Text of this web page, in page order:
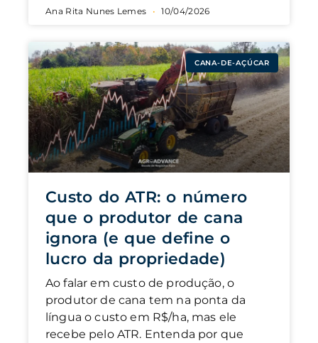
Ana Rita Nunes Lemes 10/04/2026
CANA-DE-AÇÚCAR
Custo do ATR: o número
que o produtor de cana
ignora (e que define o
lucro da propriedade)
Ao falar em custo de produção, o
produtor de cana tem na ponta da
língua o custo em R$/ha, mas ele
recebe pelo ATR. Entenda por que